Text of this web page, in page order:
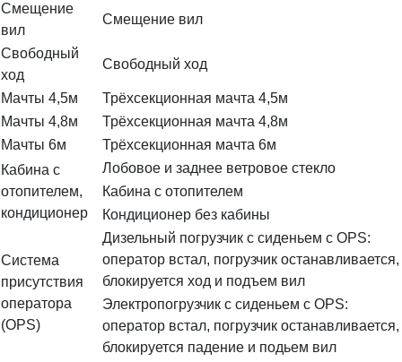
Смещение
вил
Смещение вил
Свободный
ход
Свободный ход
Мачты 4,5м
Трёхсекционная мачта 4,5м
Мачты 4,8м
Трёхсекционная мачта 4,8м
Мачты 6м
Трёхсекционная мачта 6м
Кабина с
отопителем,
кондиционер
Лобовое и заднее ветровое стекло
Кабина с отопителем
Кондиционер без кабины
Система
присутствия
оператора
(OPS)
Дизельный погрузчик с сиденьем с OPS:
оператор встал, погрузчик останавливается,
блокируется ход и подъем вил
Электропогрузчик с сиденьем с OPS:
оператор встал, погрузчик останавливается,
блокируется падение и подьем вил